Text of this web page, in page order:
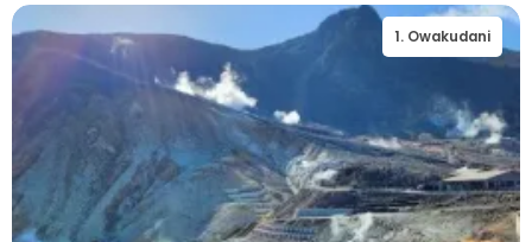
1. Owakudani